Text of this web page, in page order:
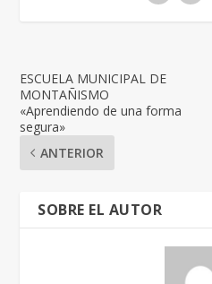
ESCUELA MUNICIPAL DE
MONTAÑISMO
«Aprendiendo de una forma
segura»
ANTERIOR
SOBRE EL AUTOR